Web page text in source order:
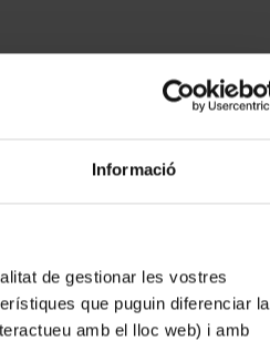
Informació
de gestionar les vostres
que puguin diferenciar la
amb el lloc web) i amb
Grup de
14 Febrero,